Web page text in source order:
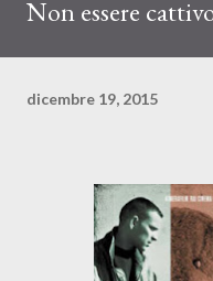
Non essere
dicembre 19, 2015